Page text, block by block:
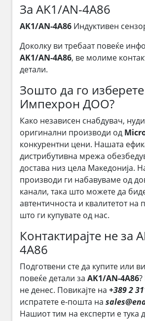
За AK1/AN-4A86
AK1/AN-4A86 Индуктивен
Доколку ви требаат повеќе
AK1/AN-4A86, ве молиме
детали.
Зошто да го изберете
Импехрон ДОО?
Како независен снабдувач,
оригинални производи од
конкурентни цени. Нашата
дистрибутивна мрежа
достава низ цела Македонија.
производи ги набавуваме од
канали, така што можете да
автентичноста и квалитетот на
што ги купувате од нас.
Контактирајте не за
4A86
Подготвени сте да купите или
повеќе детали за AK1/AN-4A86?
не денес. Повикајте на +389 2
испратете е-пошта на
Нашиот тим на експерти е тука